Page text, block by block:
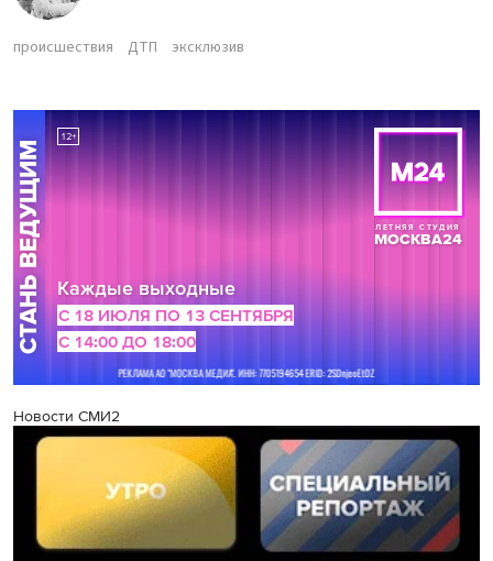
происшествия ДТП эксклюзив
Новости СМИ2